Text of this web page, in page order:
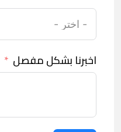
اخبرنا بشكل مفصل